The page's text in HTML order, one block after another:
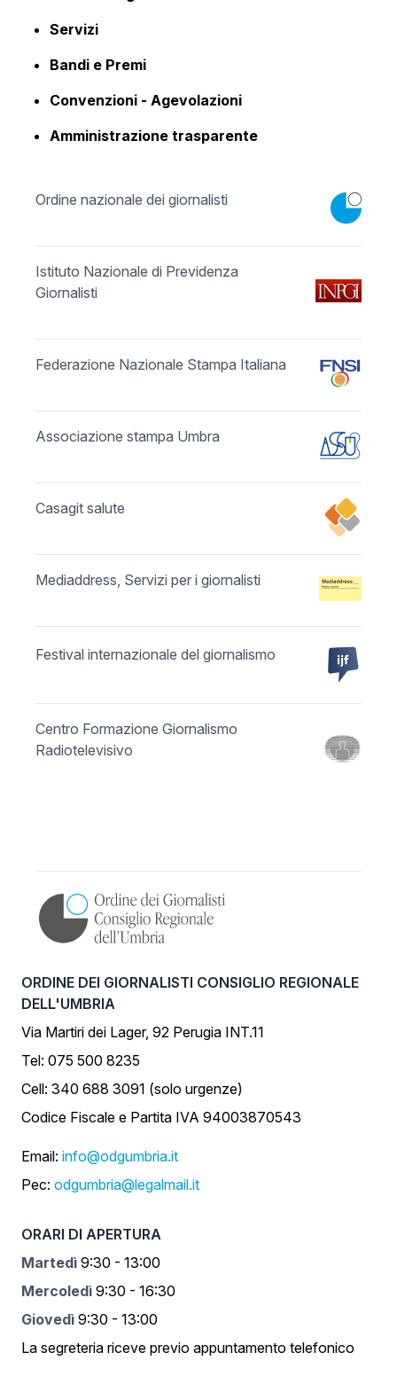
Servizi
Bandi e Premi
Convenzioni - Agevolazioni
Amministrazione trasparente
Ordine nazionale dei giornalisti
Istituto Nazionale di Previdenza
Giornalisti
Federazione Nazionale Stampa Italiana
Associazione stampa Umbra
Casagit salute
Mediaddress, Servizi per i giornalisti
Festival internazionale del giornalismo
Centro Formazione Giornalismo
Radiotelevisivo
ORDINE DEI GIORNALISTI CONSIGLIO REGIONALE
DELL'UMBRIA
Via Martiri dei Lager, 92 Perugia INT.11
Tel: 075 500 8235
Cell: 340 688 3091 (solo urgenze)
Codice Fiscale e Partita IVA 94003870543
Email: info@odgumbria.it
Pec: odgumbria@legalmail.it
ORARI DI APERTURA
Martedì 9:30 - 13:00
Mercoledì 9:30 - 16:30
Giovedì 9:30 - 13:00
La segreteria riceve previo appuntamento telefonico